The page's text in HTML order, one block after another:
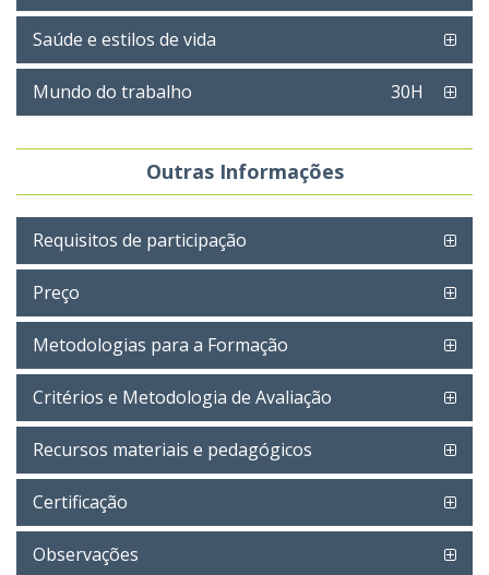
Saúde e estilos de vida
Mundo do trabalho 30H
Outras Informações
Requisitos de participação
Preço
Metodologias para a Formação
Critérios e Metodologia de Avaliação
Recursos materiais e pedagógicos
Certificação
Observações